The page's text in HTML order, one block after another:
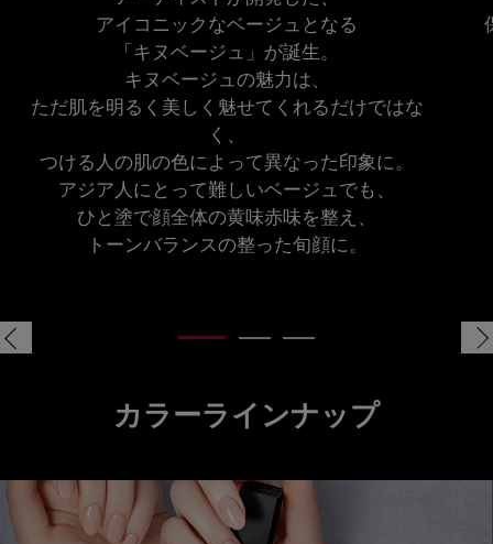
アイコニックなベージュとなる
「キヌベージュ」が誕生。
キヌベージュの魅力は、
ただ肌を明るく美しく魅せてくれるだけではな
く、
つける人の肌の色によって異なった印象に。
アジア人にとって難しいベージュでも、
ひと塗で顔全体の黄味赤味を整え、
トーンバランスの整った旬顔に。
キヌルージュ クリーム カラーラインナップ
カラーラインナップ